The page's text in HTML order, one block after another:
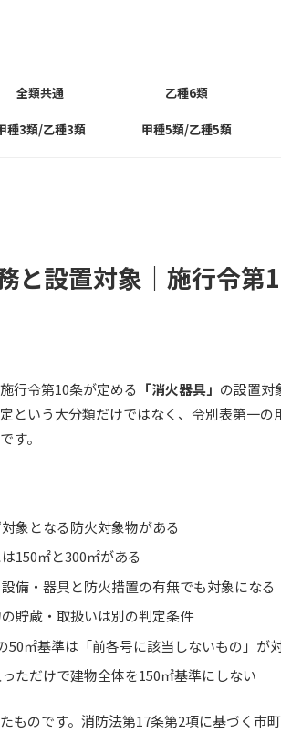
全類共通 乙種6類
種3類/乙種3類 甲種5類/乙種5類
と設置対象｜施行令第
行令第10条が定める 「消火器具」 の設置対
という大分類だけではなく、令別表第一の
す。
象となる防火対象物がある
150㎡と300㎡がある
備・器具と防火措置の有無でも対象になる
貯蔵・取扱いは別の判定条件
50㎡基準は「前各号に該当しないもの」が
ただけで建物全体を150㎡基準にしない
ものです。消防法第17条第2項に基づく市